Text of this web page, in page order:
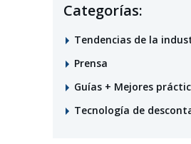
Categorías:
Tendencias de la
Prensa
Guías + Mejores
Tecnología de